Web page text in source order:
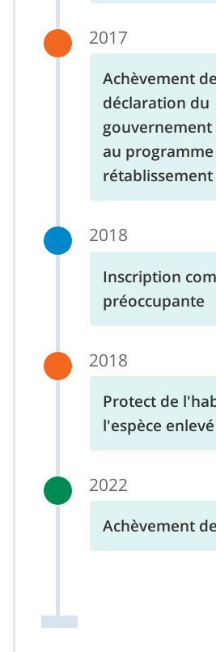
2017
Achèvement
déclaration du
au
rétablissement
2018
Inscription
préoccupante
2018
Protect de
l'espèce enlevé
2022
Achèvement